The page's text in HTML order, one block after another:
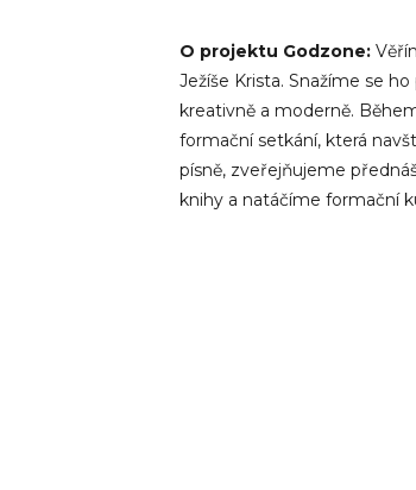
O projektu Godzone:
Ježíše Krista. Snažíme se
kreativně a moderně.
formační setkání, která
písně, zveřejňujeme
knihy a natáčíme formační